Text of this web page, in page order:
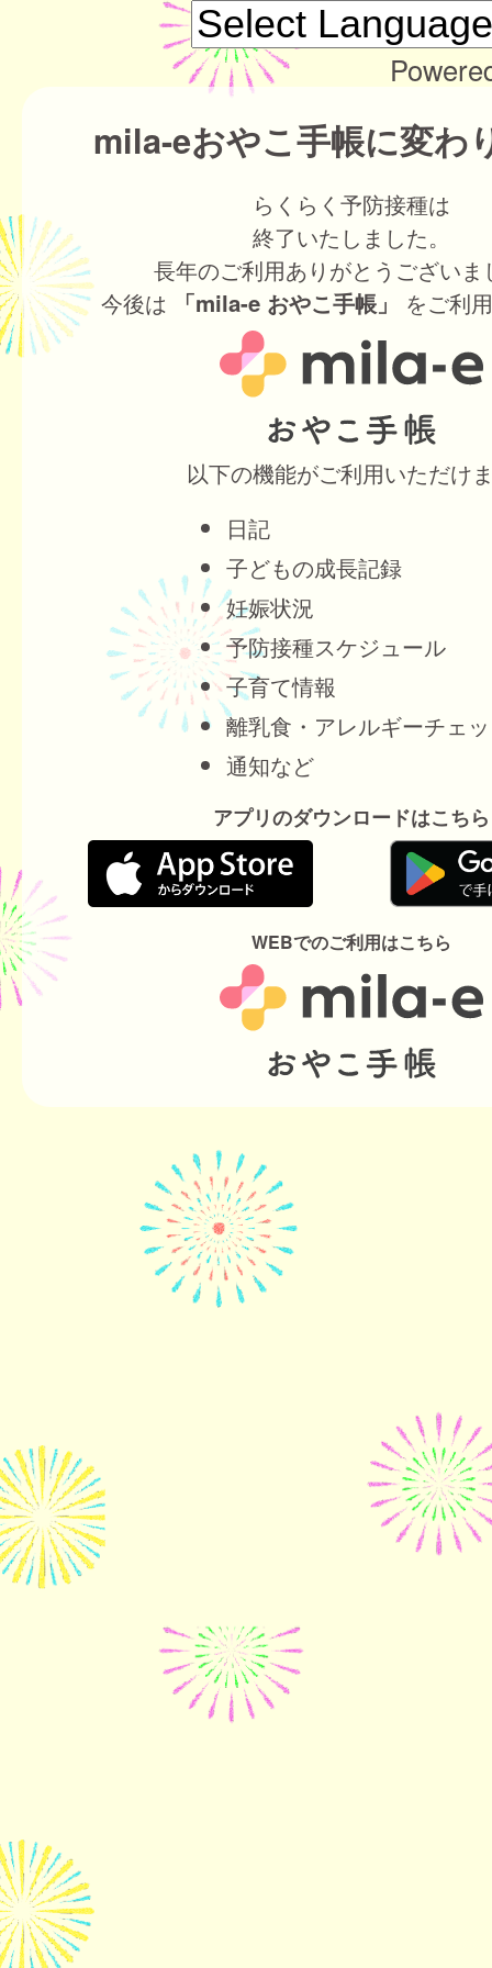
mila-eおやこ手帳に変わ
らくらく予防接種は
終了いたしました。
長年のご利用ありがとうございま
今後は
「mila-e おやこ手帳」 をご利
以下の機能がご利用いただけ
日記
子どもの成長記録
妊娠状況
予防接種スケジュール
子育て情報
離乳食・アレルギーチェ
通知など
アプリのダウンロードはこちら
WEBでのご利用はこちら